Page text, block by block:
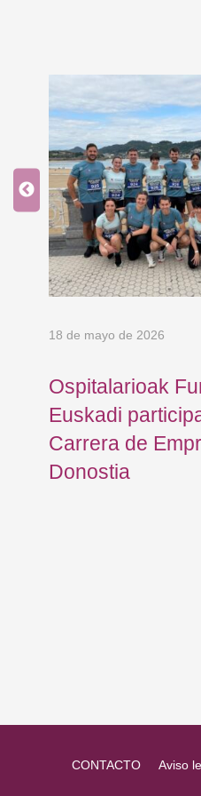
18 de mayo de 2026
Ospitalarioak
Euskadi
Carrera de
Donostia
CONTACTO Aviso